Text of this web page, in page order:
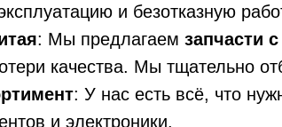
и безотказную
: Мы предлагаем запчасти
качества. Мы тщательно
: У нас есть всё, что
и электроники.